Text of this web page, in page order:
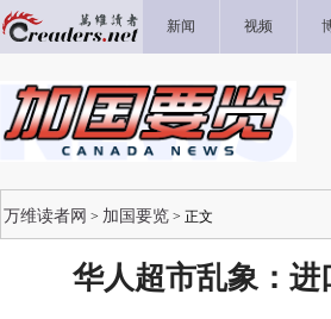
新闻 视频
万维读者网 > 加国要览 > 正文
华人超市乱象：